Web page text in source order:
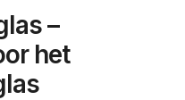
–
het